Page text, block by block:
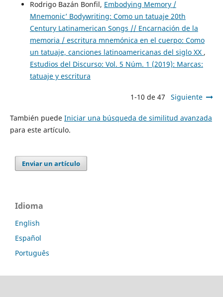
Rodrigo Bazán Bonfil, Embodying Memory /
Mnemonic’ Bodywriting: Como un tatuaje 20th
Century Latinamerican Songs // Encarnación de la
memoria / escritura mnemónica en el cuerpo: Como
un tatuaje, canciones latinoamericanas del siglo XX ,
Estudios del Discurso: Vol. 5 Núm. 1 (2019): Marcas:
tatuaje y escritura
1-10 de 47 Siguiente
También puede Iniciar una búsqueda de similitud avanzada
para este artículo.
Enviar un artículo
Idioma
English
Español
Português